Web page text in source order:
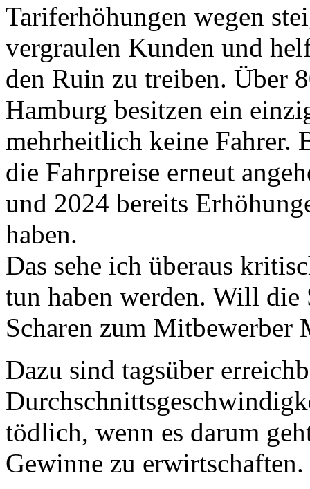
Tariferhöhungen wegen
vergraulen Kunden und
den Ruin zu treiben. Über
Hamburg besitzen ein
mehrheitlich keine Fahrer.
die Fahrpreise erneut
und 2024 bereits
haben.
Das sehe ich überaus
tun haben werden. Will
Scharen zum Mitbewerber
Dazu sind tagsüber
tödlich, wenn es darum
Gewinne zu erwirtschaften.